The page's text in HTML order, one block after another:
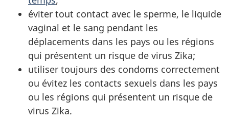
éviter tout contact avec le sperme, le liquide
vaginal et le sang pendant les
déplacements dans les pays ou les régions
qui présentent un risque de virus Zika;
utiliser toujours des condoms correctement
ou évitez les contacts sexuels dans les pays
ou les régions qui présentent un risque de
virus Zika.